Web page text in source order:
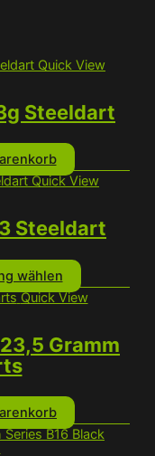
Quick View
Steeldart
Quick View
Steeldart
wählen
Produkt
Varianten
Optionen
können
Quick View
Gramm